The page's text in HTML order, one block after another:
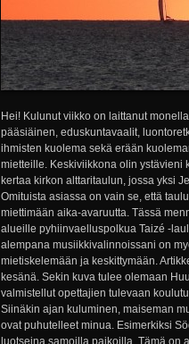
Hei! Kulunut viikko on laittanut
pääsiäinen, eduskuntavaalit,
ihmisten kuolema sekä erään
mietteille. Keskiviikkona olin ystävieni
kertaa kirkon alttaritaulun, jossa yksi
Omituista asiassa on vain se, että
miettimään aika-avaruutta. Tässä
alueille pyhiinvaelluspolkua Taizé -
alempana musiikkivalinnoissani on
mietiskelemään ja keskittymään.
kesänä. Sekin kuva tulee olemaan
valmistellut opettajien tulevaan
Siinäkin ajan kuluminen, maiseman
ovat puhutelleet minua. Esimerkiksi
luotseina samoilla paikoilla. Tämä on